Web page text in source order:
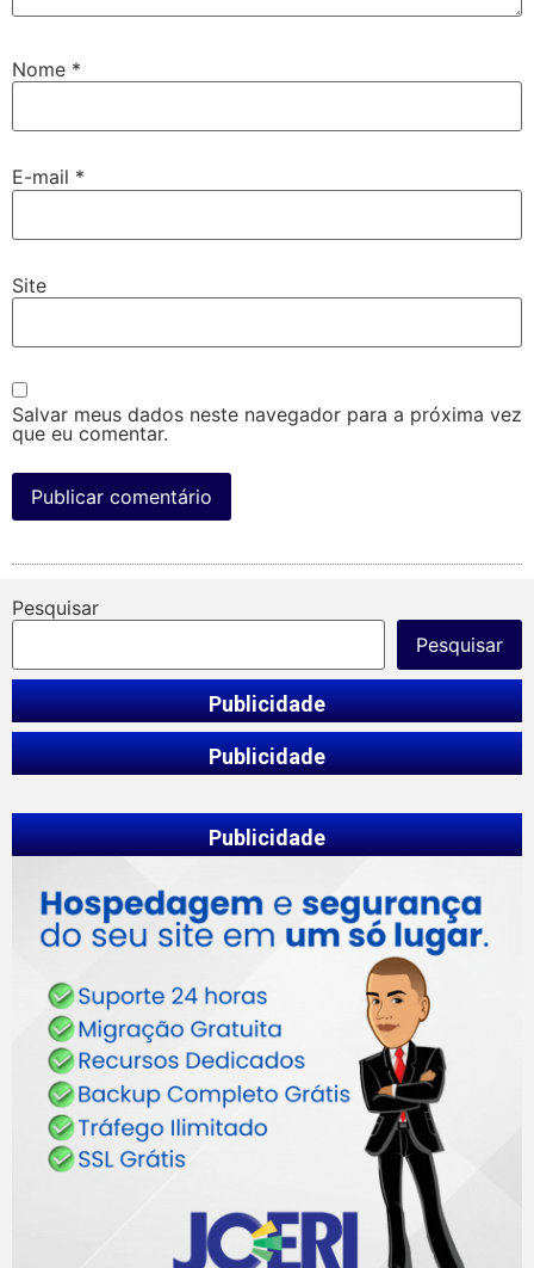
Nome *
E-mail *
Site
Salvar meus dados neste navegador para a próxima vez
que eu comentar.
Pesquisar
Pesquisar
Publicidade
Publicidade
Publicidade